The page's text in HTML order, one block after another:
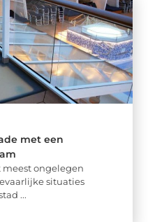
met een
meest ongelegen
situaties
...